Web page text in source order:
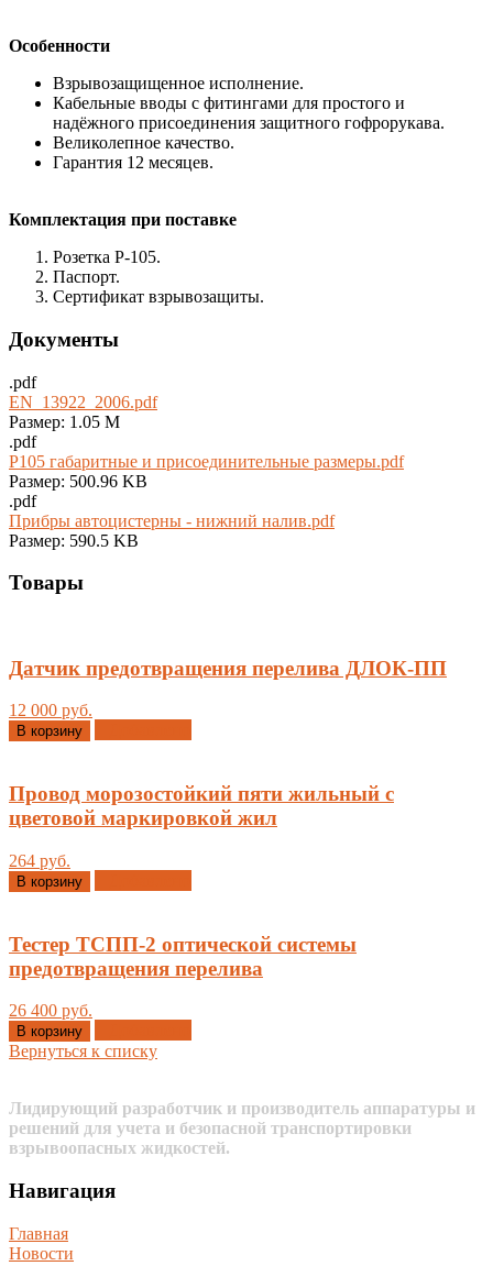
Особенности
Взрывозащищенное исполнение.
Кабельные вводы с фитингами для простого и
надёжного присоединения защитного гофрорукава.
Великолепное качество.
Гарантия 12 месяцев.
Комплектация при поставке
Розетка Р-105.
Паспорт.
Сертификат взрывозащиты.
Документы
.pdf
EN_13922_2006.pdf
Размер: 1.05 M
.pdf
Р105 габаритные и присоединительные размеры.pdf
Размер: 500.96 KB
.pdf
Прибры автоцистерны - нижний налив.pdf
Размер: 590.5 KB
Товары
Датчик предотвращения перелива ДЛОК-ПП
12 000 руб.
В корзину
Провод морозостойкий пяти жильный с
цветовой маркировкой жил
264 руб.
В корзину
Тестер ТСПП-2 оптической системы
предотвращения перелива
26 400 руб.
В корзину
Вернуться к списку
Лидирующий разработчик и производитель аппаратуры и
решений для учета и безопасной транспортировки
взрывоопасных жидкостей.
Навигация
Главная
Новости